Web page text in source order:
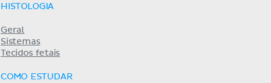
HISTOLOGIA
Geral
Sistemas
Tecidos fetais
COMO ESTUDAR